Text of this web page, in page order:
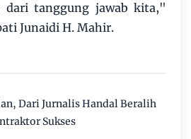
tanggung jawab kita,"
Junaidi H. Mahir.
Dari Jurnalis Handal Beralih
Sukses